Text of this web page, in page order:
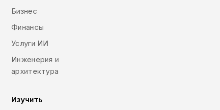
Бизнес
Финансы
Услуги ИИ
Инженерия и
архитектура
Изучить